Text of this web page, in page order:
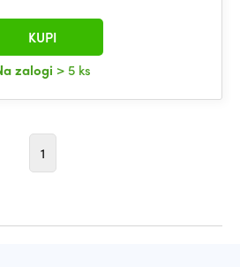
zalogi > 5 ks
KUPI
1